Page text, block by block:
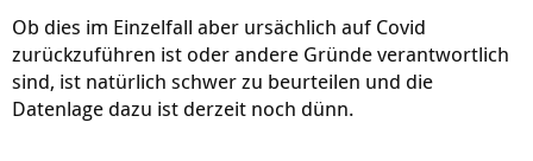
Ob dies im Einzelfall aber ursächlich auf Covid
zurückzuführen ist oder andere Gründe verantwortlich
sind, ist natürlich schwer zu beurteilen und die
Datenlage dazu ist derzeit noch dünn.